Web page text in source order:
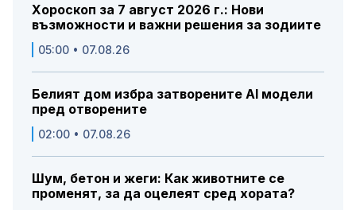
Хороскоп за 7 август 2026 г.: Нови
възможности и важни решения за зодиите
05:00 • 07.08.26
Белият дом избра затворените AI модели
пред отворените
02:00 • 07.08.26
Шум, бетон и жеги: Как животните се
променят, за да оцелеят сред хората?